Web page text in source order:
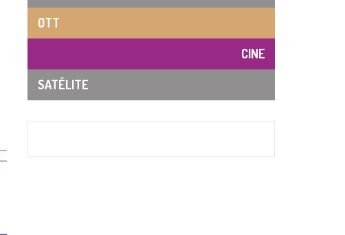
OTT
CINE
SATÉLITE